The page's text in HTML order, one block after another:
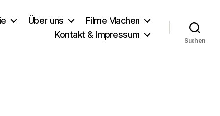
Über uns
Filme Machen
Kontakt & Impressum
Suchen